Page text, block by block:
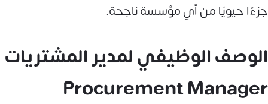
جزءًا حيويًا من أي مؤسسة ناجحة.
الوصف الوظيفي لمدير المشتريات
Procurement Manager